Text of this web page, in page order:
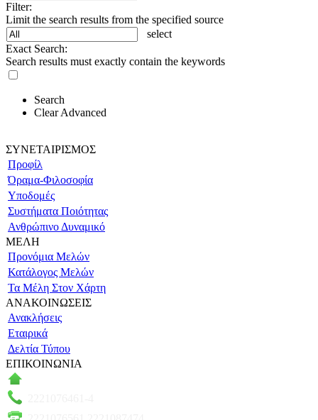
Filter:
Limit the search results from the specified source
select
Exact Search:
Search results must exactly contain the keywords
Search
Clear Advanced
ΣΥΝΕΤΑΙΡΙΣΜΟΣ
Προφίλ
Όραμα-Φιλοσοφία
Υποδομές
Συστήματα Ποιότητας
Ανθρώπινο Δυναμικό
ΜΕΛΗ
Προνόμια Μελών
Κατάλογος Μελών
Τα Μέλη Στον Χάρτη
ΑΝΑΚΟΙΝΩΣΕΙΣ
Ανακλήσεις
Εταιρικά
Δελτία Τύπου
ΕΠΙΚΟΙΝΩΝΙΑ